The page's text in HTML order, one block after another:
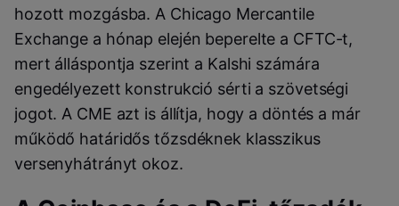
hozott mozgásba. A Chicago Mercantile
Exchange a hónap elején beperelte a CFTC-t,
mert álláspontja szerint a Kalshi számára
engedélyezett konstrukció sérti a szövetségi
jogot. A CME azt is állítja, hogy a döntés a már
működő határidős tőzsdéknek klasszikus
versenyhátrányt okoz.